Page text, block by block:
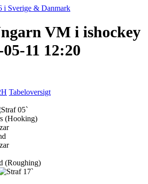
Sverige & Danmark
VM i ishockey
05-11 12:20
Tabeloversigt
05`
(Hooking)
(Roughing)
17`